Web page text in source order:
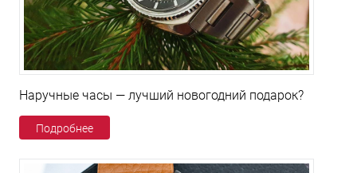
Наручные часы — лучший новогодний подарок?
Подробнее